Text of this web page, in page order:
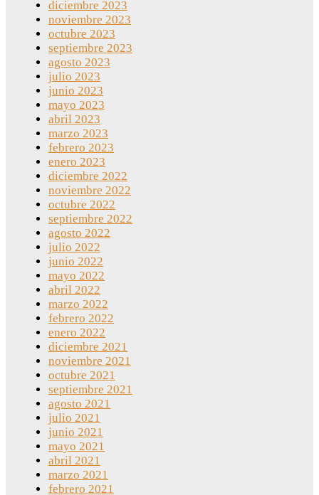
diciembre 2023
noviembre 2023
octubre 2023
septiembre 2023
agosto 2023
julio 2023
junio 2023
mayo 2023
abril 2023
marzo 2023
febrero 2023
enero 2023
diciembre 2022
noviembre 2022
octubre 2022
septiembre 2022
agosto 2022
julio 2022
junio 2022
mayo 2022
abril 2022
marzo 2022
febrero 2022
enero 2022
diciembre 2021
noviembre 2021
octubre 2021
septiembre 2021
agosto 2021
julio 2021
junio 2021
mayo 2021
abril 2021
marzo 2021
febrero 2021